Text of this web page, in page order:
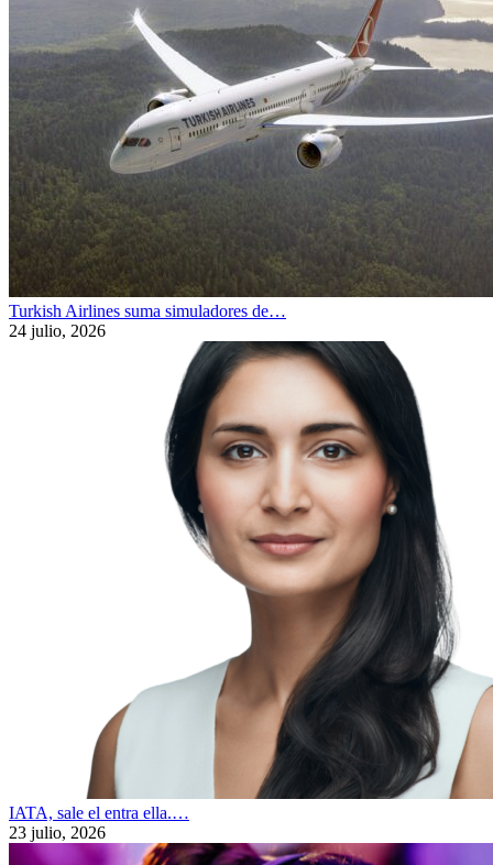
Turkish Airlines suma simuladores de…
24 julio, 2026
IATA, sale el entra ella.…
23 julio, 2026